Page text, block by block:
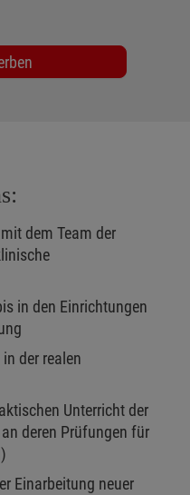
dem Team der
in den Einrichtungen
der realen
Unterricht der
deren Prüfungen für
Einarbeitung neuer